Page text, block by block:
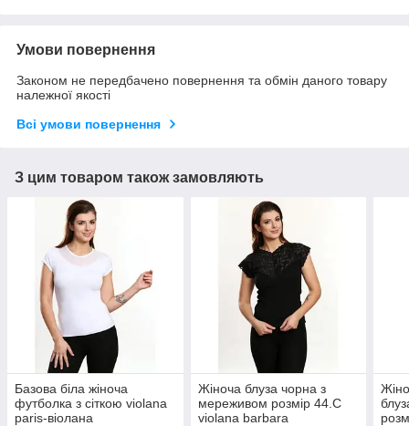
Умови повернення
Законом не передбачено повернення та обмін даного товару
належної якості
Всі умови повернення
З цим товаром також замовляють
Базова біла жіноча
футболка з сіткою violana
paris-віолана
Жіноча блуза чорна з
мереживом розмір 44.С
violana barbara